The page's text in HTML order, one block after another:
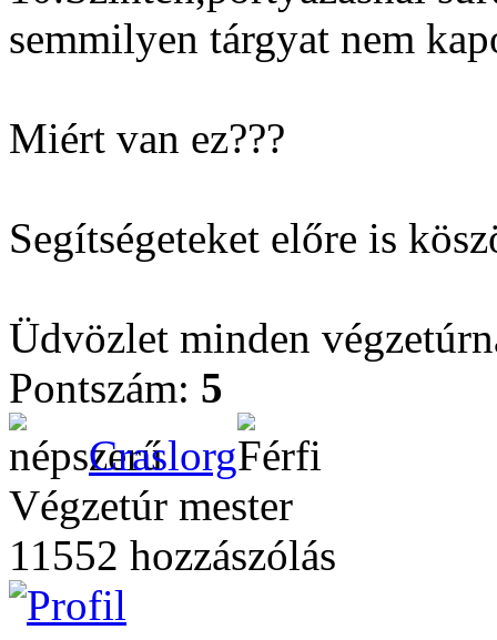
semmilyen tárgyat nem
Miért van ez???
Segítségeteket előre is
Üdvözlet minden
Pontszám: 5
Craslorg
Végzetúr mester
11552 hozzászólás